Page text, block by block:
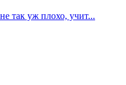
так уж плохо, учит...